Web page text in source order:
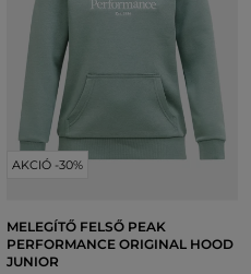
AKCIÓ -30%
MELEGÍTŐ FELSŐ PEAK
PERFORMANCE ORIGINAL HOOD
JUNIOR